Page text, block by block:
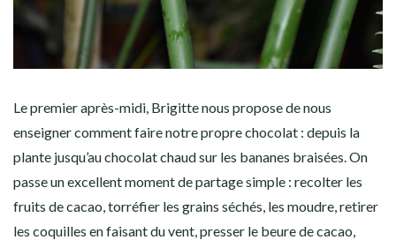
Le premier après-midi, Brigitte nous propose de nous
enseigner comment faire notre propre chocolat : depuis la
plante jusqu’au chocolat chaud sur les bananes braisées. On
passe un excellent moment de partage simple : recolter les
fruits de cacao, torréfier les grains séchés, les moudre, retirer
les coquilles en faisant du vent, presser le beure de cacao,